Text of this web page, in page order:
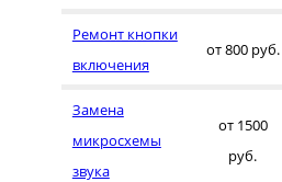
Ремонт кнопки
включения
от 800 руб.
Замена
микросхемы
звука
от 1500
руб.